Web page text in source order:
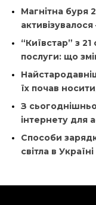
Магнітна буря
“Київстар” з
послуги: що
їх почав
З
інтернету для
Способи
світла в Україні